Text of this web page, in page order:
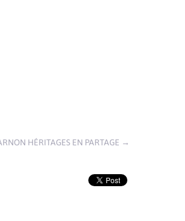
HÉRITAGES EN PARTAGE →